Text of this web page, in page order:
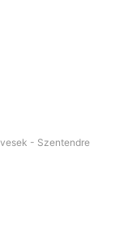
- Szentendre